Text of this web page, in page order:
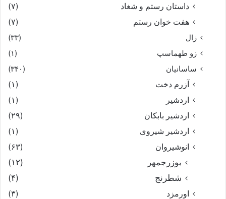
داستان رستم و شغاد
(۷)
هفت خوان رستم‏
(۷)
زال
(۳۳)
زو طهماسپ‏
(۱)
ساسانیان
(۳۴۰)
آزرم دخت
(۱)
اردشیر
(۱)
اردشیر بابکان
(۲۹)
اردشیر شیروی
(۱)
انوشیروان
(۶۳)
بوزرجمهر
(۱۲)
شطرنج
(۴)
اورمزد
(۳)